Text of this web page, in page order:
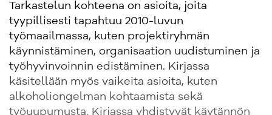
Tarkastelun kohteena on asioita, joita
tyypillisesti tapahtuu 2010-luvun
työmaailmassa, kuten projektiryhmän
käynnistäminen, organisaation uudistuminen ja
työhyvinvoinnin edistäminen. Kirjassa
käsitellään myös vaikeita asioita, kuten
alkoholiongelman kohtaamista sekä
työuupumusta. Kirjassa yhdistyvät käytännön